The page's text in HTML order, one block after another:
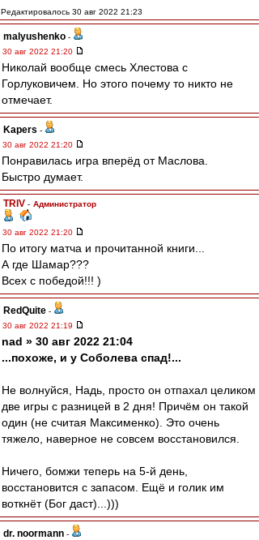
Редактировалось 30 авг 2022 21:23
malyushenko -
30 авг 2022 21:20
Николай вообще смесь Хлестова с
Горлуковичем. Но этого почему то никто не
отмечает.
Kapers -
30 авг 2022 21:20
Понравилась игра вперёд от Маслова.
Быстро думает.
TRIV - Администратор
30 авг 2022 21:20
По итогу матча и прочитанной книги...
А где Шамар???
Всех с победой!!! )
RedQuite -
30 авг 2022 21:19
nad » 30 авг 2022 21:04
...похоже, и у Соболева спад!...
Не волнуйся, Надь, просто он отпахал целиком
две игры с разницей в 2 дня! Причём он такой
один (не считая Максименко). Это очень
тяжело, наверное не совсем восстановился.
Ничего, бомжи теперь на 5-й день,
восстановится с запасом. Ещё и голик им
воткнёт (Бог даст)...)))
dr. noormann -